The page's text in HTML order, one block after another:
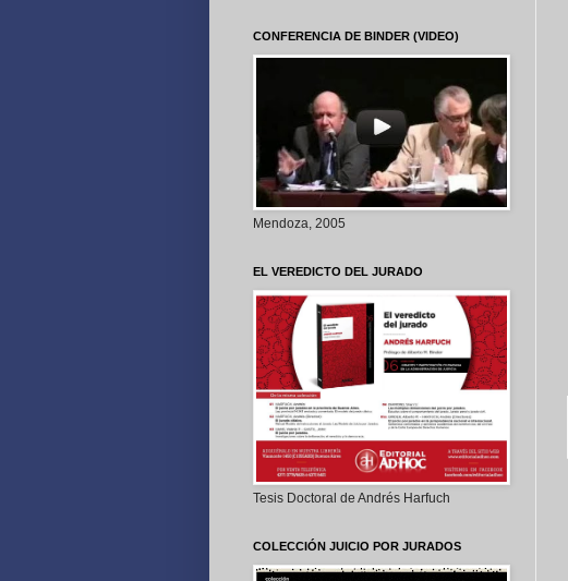
CONFERENCIA DE BINDER (VIDEO)
Mendoza, 2005
EL VEREDICTO DEL JURADO
Tesis Doctoral de Andrés Harfuch
COLECCIÓN JUICIO POR JURADOS